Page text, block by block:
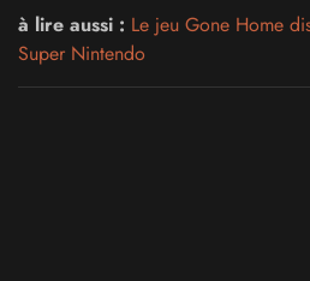
à lire aussi : Le jeu Gone Home
Super Nintendo